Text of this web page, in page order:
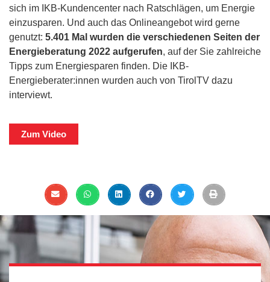
sich im IKB-Kundencenter nach Ratschlägen, um Energie
einzusparen. Und auch das Onlineangebot wird gerne
genutzt: 5.401 Mal wurden die verschiedenen Seiten der
Energieberatung 2022 aufgerufen, auf der Sie zahlreiche
Tipps zum Energiesparen finden. Die IKB-
Energieberater:innen wurden auch von TirolTV dazu
interviewt.
Zum Video